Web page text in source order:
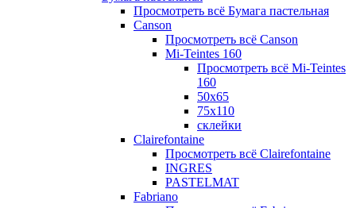
Просмотреть всё Бумага пастельная
Canson
Просмотреть всё Canson
Mi-Teintes 160
Просмотреть всё Mi-Teintes
160
50х65
75х110
склейки
Clairefontaine
Просмотреть всё Clairefontaine
INGRES
PASTELMAT
Fabriano